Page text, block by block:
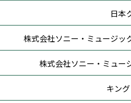
日本
株式会社ソニー・ミュージ
株式会社ソニー・ミュ
キン